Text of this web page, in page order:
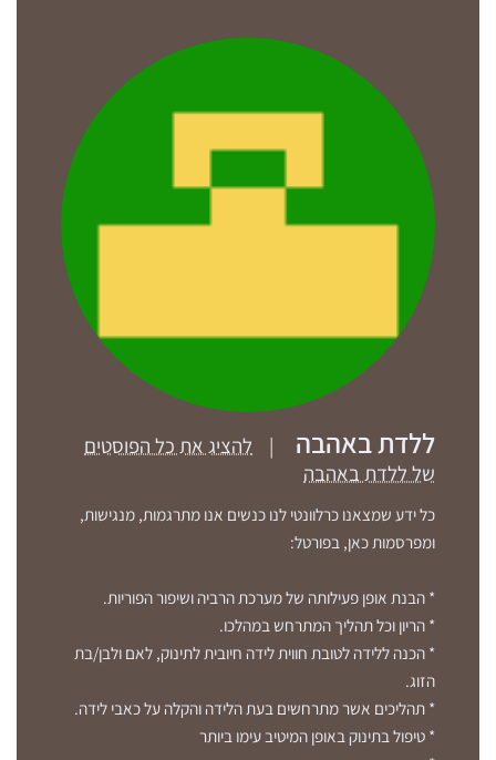
ללדת באהבה |
להציג את כל הפוסטים
של ללדת באהבה
כל ידע שמצאנו כרלוונטי לנו כנשים אנו מתרגמות, מנגישות,
ומפרסמות כאן, בפורטל:
* הבנת אופן פעילותה של מערכת הרביה ושיפור הפוריות.
* הריון וכל תהליך המתרחש במהלכו.
* הכנה ללידה לטובת חווית לידה חיובית לתינוק, לאם ולבן/בת
הזוג.
* תהליכים אשר מתרחשים בעת הלידה והקלה על כאבי לידה.
* טיפול בתינוק באופן המיטיב עימו ביותר